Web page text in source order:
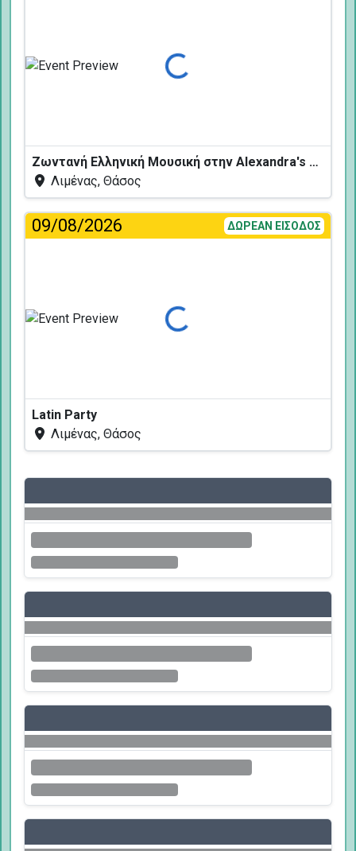
Φόρτωση...
Ζωντανή Ελληνική Μουσική στην Alexandra's Restaurant
Λιμένας, Θάσος
09/08/2026 ΔΩΡΕΑΝ ΕΙΣΟΔΟΣ
Φόρτωση...
Latin Party
Λιμένας, Θάσος